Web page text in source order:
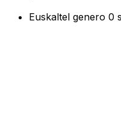
Euskaltel genero 0